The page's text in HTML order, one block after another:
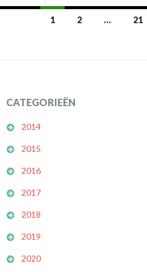
1 2 … 21
CATEGORIEËN
2014
2015
2016
2017
2018
2019
2020